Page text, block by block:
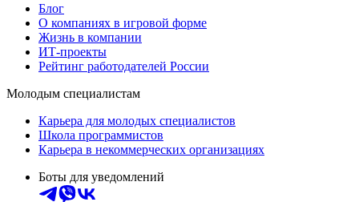
Блог
О компаниях в игровой форме
Жизнь в компании
ИТ-проекты
Рейтинг работодателей России
Молодым специалистам
Карьера для молодых специалистов
Школа программистов
Карьера в некоммерческих организациях
Боты для уведомлений